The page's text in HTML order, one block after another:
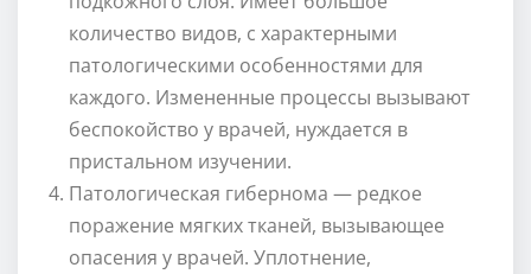
количество видов, с характерными
патологическими особенностями для
каждого. Измененные процессы вызывают
беспокойство у врачей, нуждается в
пристальном изучении.
Патологическая гибернома — редкое
поражение мягких тканей, вызывающее
опасения у врачей. Уплотнение,